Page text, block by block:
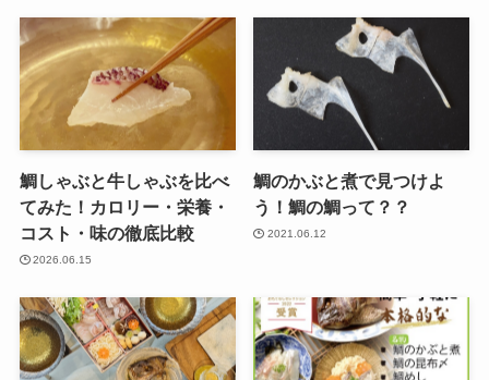
鯛しゃぶと牛しゃぶを比べ
てみた！カロリー・栄養・
コスト・味の徹底比較
2026.06.15
鯛のかぶと煮で見つけよ
う！鯛の鯛って？？
2021.06.12